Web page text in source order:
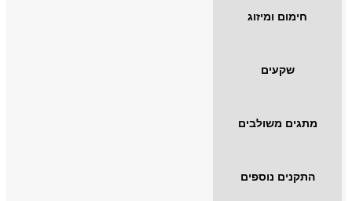
חימום ומיזוג
שקעים
מתגים משולבים
התקנים נוספים